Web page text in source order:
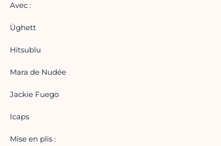
Avec :
Üghett
Hitsublu
Mara de Nudée
Jackie Fuego
Icaps
Mise en plis :